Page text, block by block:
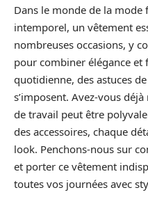
Dans le monde de la mode
intemporel, un vêtement
nombreuses occasions, y
pour combiner élégance
quotidienne, des astuces
s’imposent. Avez-vous
de travail peut être
des accessoires, chaque
look. Penchons-nous sur
et porter ce vêtement
toutes vos journées avec